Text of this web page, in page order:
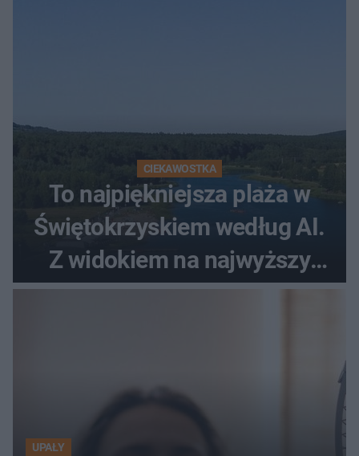
CIEKAWOSTKA
To najpiękniejsza plaża w
Świętokrzyskiem według AI.
Z widokiem na najwyższy
szczyt Gór Świętokrzyskich
UPAŁY